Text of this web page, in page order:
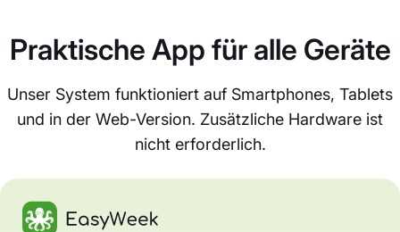
Praktische App für alle Geräte
Unser System funktioniert auf Smartphones, Tablets
und in der Web-Version. Zusätzliche Hardware ist
nicht erforderlich.